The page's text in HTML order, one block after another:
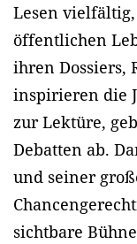
Lesen
öffentlichen
ihren Dossiers,
inspirieren die
zur Lektüre,
Debatten ab.
und seiner
sichtbare